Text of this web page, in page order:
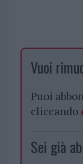
Vuoi
Puoi
cliccando
Sei già